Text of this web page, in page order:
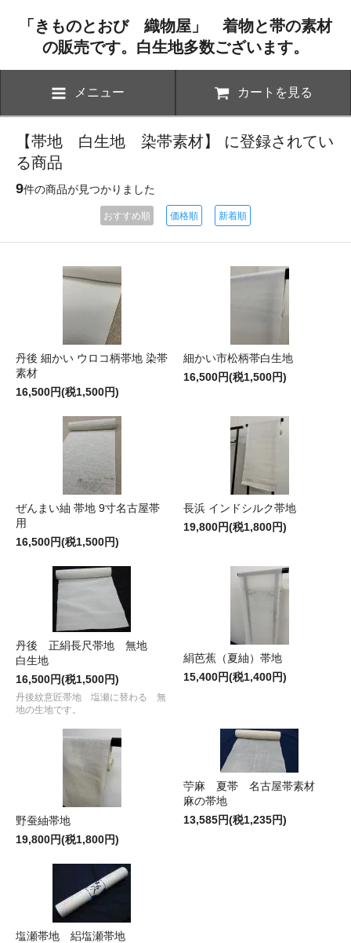
「きものとおび 織物屋」 着物と帯の素材
の販売です。白生地多数ございます。
メニュー カートを見る
【帯地 白生地 染帯素材】 に登録されてい
る商品
9件の商品が見つかりました
おすすめ順 価格順 新着順
丹後 細かい ウロコ柄帯地 染帯
素材
16,500円(税1,500円)
細かい市松柄帯白生地
16,500円(税1,500円)
ぜんまい紬 帯地 9寸名古屋帯
用
16,500円(税1,500円)
長浜 インドシルク帯地
19,800円(税1,800円)
丹後 正絹長尺帯地 無地
白生地
16,500円(税1,500円)
丹後紋意匠帯地 塩瀬に替わる 無
地の生地です。
絹芭蕉（夏紬）帯地
15,400円(税1,400円)
野蚕紬帯地
19,800円(税1,800円)
苧麻 夏帯 名古屋帯素材
麻の帯地
13,585円(税1,235円)
塩瀬帯地 絽塩瀬帯地